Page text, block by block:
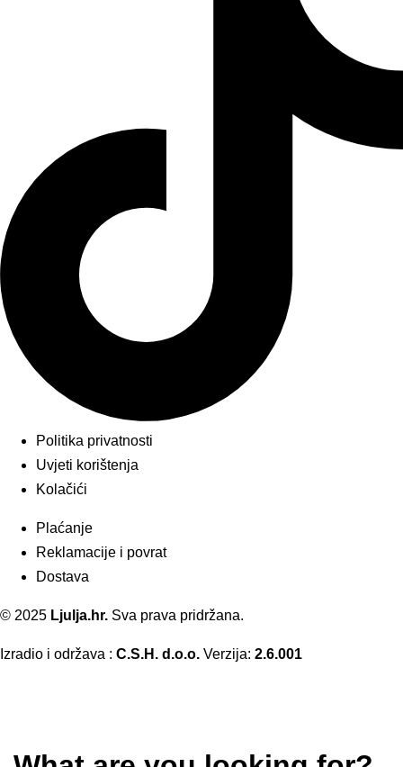
Politika privatnosti
Uvjeti korištenja
Kolačići
Plaćanje
Reklamacije i povrat
Dostava
© 2025 Ljulja.hr. Sva prava pridržana.
Izradio i održava : C.S.H. d.o.o. Verzija: 2.6.001